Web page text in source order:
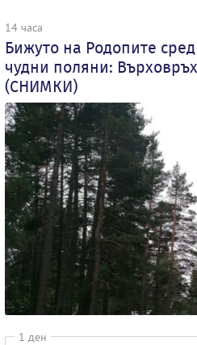
14 часа
Бижуто на Родопите
чудни поляни:
(СНИМКИ)
1 ден